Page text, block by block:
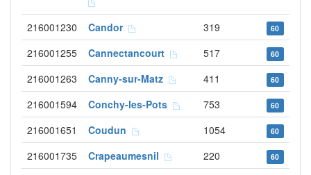
216001230 Candor 319 60
216001255 Cannectancourt 517 60
216001263 Canny-sur-Matz 411 60
216001594 Conchy-les-Pots 753 60
216001651 Coudun 1054 60
216001735 Crapeaumesnil 220 60